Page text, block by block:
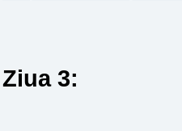
Ziua 3: